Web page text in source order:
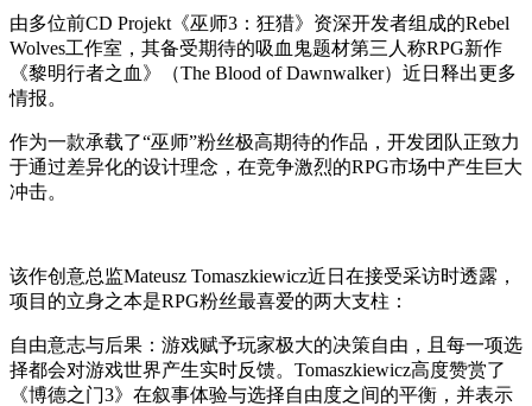
由多位前CD Projekt《巫师3：狂猎》资深开发者组成的Rebel
Wolves工作室，其备受期待的吸血鬼题材第三人称RPG新作
《黎明行者之血》（The Blood of Dawnwalker）近日释出更多
情报。
作为一款承载了“巫师”粉丝极高期待的作品，开发团队正致力
于通过差异化的设计理念，在竞争激烈的RPG市场中产生巨大
冲击。
该作创意总监Mateusz Tomaszkiewicz近日在接受采访时透露，
项目的立身之本是RPG粉丝最喜爱的两大支柱：
自由意志与后果：游戏赋予玩家极大的决策自由，且每一项选
择都会对游戏世界产生实时反馈。Tomaszkiewicz高度赞赏了
《博德之门3》在叙事体验与选择自由度之间的平衡，并表示